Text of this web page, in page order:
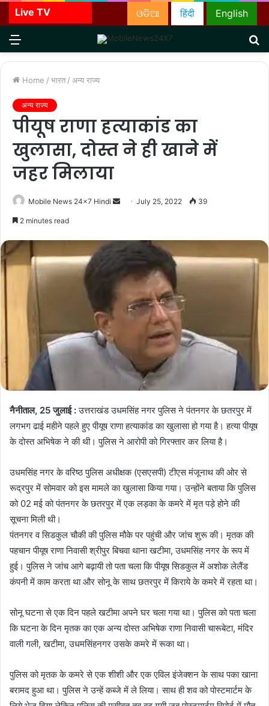
Live TV English
हिंदी
ଓଡିଆ
Menu
Home / भारत / अन्य राज्य
अन्य राज्य
पीयूष राणा हत्याकांड का
खुलासा, दोस्त ने ही खाने में
जहर मिलाया
Mobile News 24x7 Hindi
SendJuly 25, 2022 39
2 minutes read
नैनीताल, 25 जुलाई :उत्तराखंड उधमसिंह नगर पुलिस ने पंतनगर के छतरपुर में
लगभग ढाई महीने पहले हुए पीयूष राणा हत्याकांड का खुलासा हो गया है। हत्या पीयूष
के दोस्त अभिषेक ने की थी। पुलिस ने आरोपी को गिरफ्तार कर लिया है।
उधमसिंह नगर के वरिष्ठ पुलिस अधीक्षक (एसएसपी) टीएस मंजूनाथ की ओर से
रूद्रपुर में सोमवार को इस मामले का खुलासा किया गया। उन्होंने बताया कि पुलिस
को 02 मई को पंतनगर के छतरपुर में एक लड़का के कमरे में मृत पड़े होने की
सूचना मिली थी।
पंतनगर व सिडकुल चौकी की पुलिस मौके पर पहुंची और जांच शुरू की। मृतक की
पहचान पीयूष राणा निवासी श्रीपुर बिचवा थाना खटीमा, उधमसिंह नगर के रूप में
हुई। पुलिस ने जांच आगे बढ़ायी तो पता चला कि पीयूष सिडकुल में अशोक लेलैंड
कंपनी में काम करता था और सोनू के साथ छतरपुर में किराये के कमरे में रहता था।
सोनू घटना से एक दिन पहले खटीमा अपने घर चला गया था। पुलिस को पता चला
कि घटना के दिन मृतक का एक अन्य दोस्त अभिषेक राणा निवासी चारूबेटा, मंदिर
वाली गली, खटीमा, उधमसिंहनगर उसके कमरे में रूका था।
पुलिस को मृतक के कमरे से एक शीशी और एक एविल इंजेक्शन के साथ पका खाना
बरामद हुआ था। पुलिस ने उन्हें कब्जे में ले लिया। साथ ही शव को पोस्टमार्टम के